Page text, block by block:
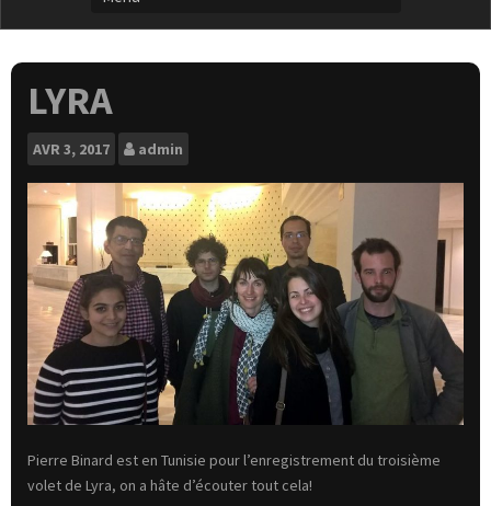
LYRA
AVR 3, 2017 admin
Pierre Binard est en Tunisie pour l’enregistrement du troisième
volet de Lyra, on a hâte d’écouter tout cela!